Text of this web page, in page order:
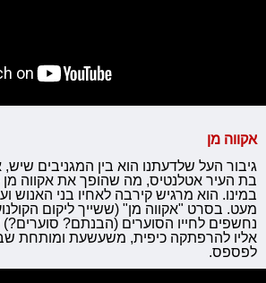
אקווה מן
גיבור העל שלדעתנו הוא בין המגניבים שיש,
בת העיר אטלנטיס, מה שהופך את אקווה מן
במינו. הוא מרגיש קירבה לאחיו בני האנוש
נחשפים לחייו הסוערים (הבנתם? סוערים?)
אליו להרפתקה כיפית, משעשעת ומותחת
לפספס.